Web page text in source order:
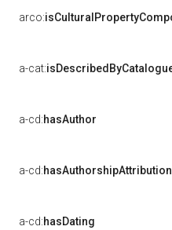
arco:
a-cat:
a-cd:hasAuthor
a-cd:hasAuthorshipAttribution
a-cd:hasDating